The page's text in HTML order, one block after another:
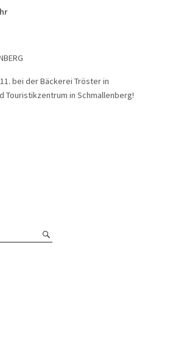
bei der Bäckerei Tröster in
Touristikzentrum in Schmallenberg!